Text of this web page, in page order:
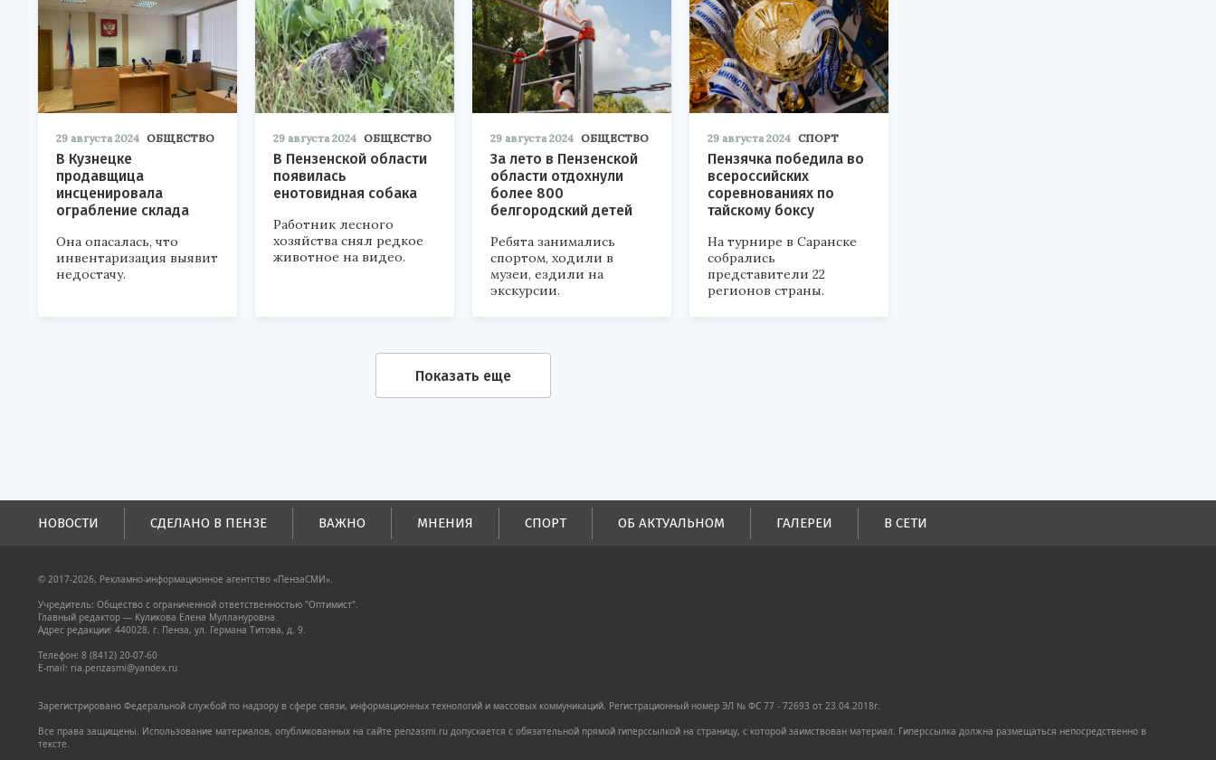
29 августа 2024 ОБЩЕСТВО
В Кузнецке
продавщица
инсценировала
ограбление склада
Она опасалась, что
инвентаризация выявит
недостачу.
29 августа 2024 ОБЩЕСТВО
В Пензенской области
появилась
енотовидная собака
Работник лесного
хозяйства снял редкое
животное на видео.
29 августа 2024 ОБЩЕСТВО
За лето в Пензенской
области отдохнули
более 800
белгородский детей
Ребята занимались
спортом, ходили в
музеи, ездили на
экскурсии.
29 августа 2024 СПОРТ
Пензячка победила во
всероссийских
соревнованиях по
тайскому боксу
На турнире в Саранске
собрались
представители 22
регионов страны.
Показать еще
НОВОСТИ СДЕЛАНО В ПЕНЗЕ ВАЖНО МНЕНИЯ СПОРТ ОБ АКТУАЛЬНОМ ГАЛЕРЕИ В СЕТИ
© 2017-2026, Рекламно-информационное агентство «ПензаСМИ».
Учредитель: Общество с ограниченной ответственностью "Оптимист".
Главный редактор — Куликова Елена Муллануровна.
Адрес редакции: 440028, г. Пенза, ул. Германа Титова, д. 9.
Телефон: 8 (8412) 20-07-60
E-mail: ria.penzasmi@yandex.ru
Зарегистрировано Федеральной службой по надзору в сфере связи, информационных технологий и массовых коммуникаций. Регистрационный номер ЭЛ № ФС 77 - 72693 от 23.04.2018г.
Все права защищены. Использование материалов, опубликованных на сайте penzasmi.ru допускается с обязательной прямой гиперссылкой на страницу, с которой заимствован материал. Гиперссылка должна размещаться непосредственно в
тексте.